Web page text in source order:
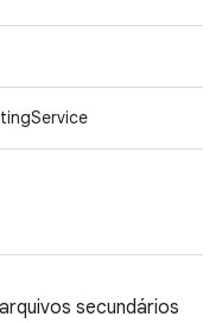
secundários